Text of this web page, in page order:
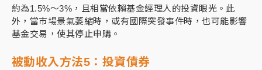
約為1.5%～3%，且相當依賴基金經理人的投資眼光。此
外，當市場景氣萎縮時，或有國際突發事件時，也可能影響
基金交易，使其停止申購。
被動收入方法5： 投資債券